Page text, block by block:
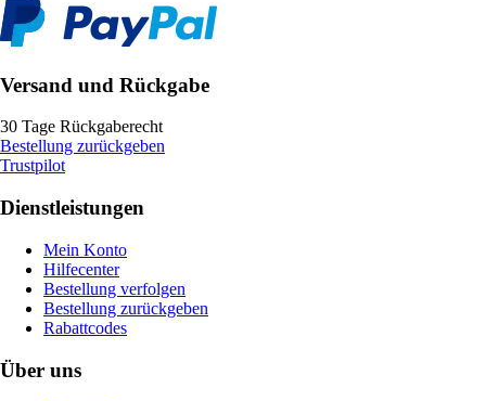
Versand und Rückgabe
30 Tage Rückgaberecht
Bestellung zurückgeben
Trustpilot
Dienstleistungen
Mein Konto
Hilfecenter
Bestellung verfolgen
Bestellung zurückgeben
Rabattcodes
Über uns